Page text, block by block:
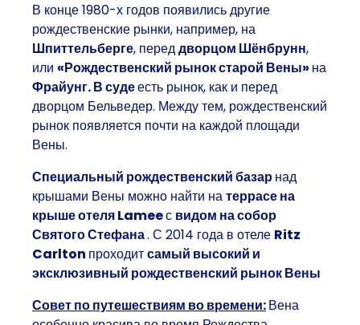
В конце 1980-х годов появились другие
рождественские рынки, например, на
Шпиттельберге, переддворцом Шёнбрунн,
или «Рождественский рынок старой Вены» на
Фрайунг. В судеесть рынок, как и перед
дворцом Бельведер. Между тем, рождественский
рынок появляется почти на каждой площади
Вены.
Специальный рождественский базарнад
крышами Вены можно найти натеррасе на
крыше отеля Lameeс видом на собор
Святого Стефана. С 2014 года в отеле Ritz
Carlton проходитсамый высокий и
эксклюзивный рождественский рынок Вены
Совет по путешествиям во времени:Вена